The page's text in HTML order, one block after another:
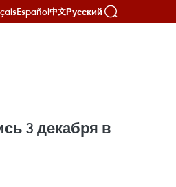
Español中文Русский
3 декабря в